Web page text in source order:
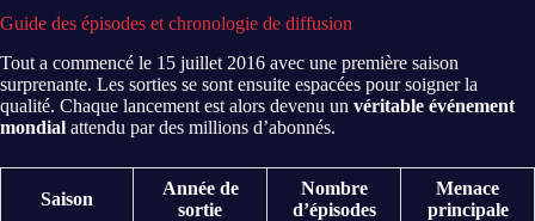
Guide des épisodes et chronologie de diffusion
Tout a commencé le 15 juillet 2016 avec une première saison
surprenante. Les sorties se sont ensuite espacées pour soigner la
qualité. Chaque lancement est alors devenu un véritable événement
mondial attendu par des millions d’abonnés.
Saison
Année de
sortie
Nombre
d’épisodes
Menace
principale